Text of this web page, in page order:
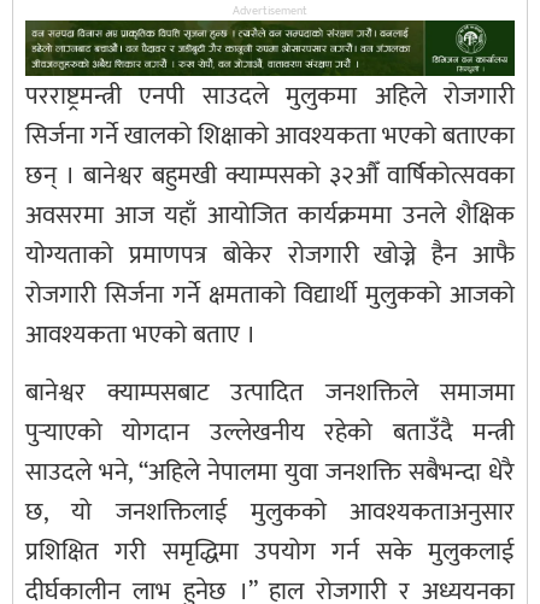
Advertisement
परराष्ट्रमन्त्री एनपी साउदले मुलुकमा अहिले रोजगारी
सिर्जना गर्ने खालको शिक्षाको आवश्यकता भएको बताएका
छन् । बानेश्वर बहुमखी क्याम्पसको ३२औँ वार्षिकोत्सवका
अवसरमा आज यहाँ आयोजित कार्यक्रममा उनले शैक्षिक
योग्यताको प्रमाणपत्र बोकेर रोजगारी खोज्ने हैन आफै
रोजगारी सिर्जना गर्ने क्षमताको विद्यार्थी मुलुकको आजको
आवश्यकता भएको बताए ।
बानेश्वर क्याम्पसबाट उत्पादित जनशक्तिले समाजमा
पुर्‍याएको योगदान उल्लेखनीय रहेको बताउँदै मन्त्री
साउदले भने, “अहिले नेपालमा युवा जनशक्ति सबैभन्दा धेरै
छ, यो जनशक्तिलाई मुलुकको आवश्यकताअनुसार
प्रशिक्षित गरी समृद्धिमा उपयोग गर्न सके मुलुकलाई
दीर्घकालीन लाभ हुनेछ ।” हाल रोजगारी र अध्ययनका